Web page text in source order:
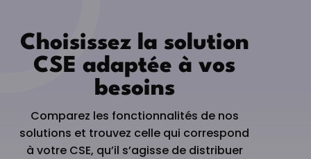
Choisissez la solution
CSE adaptée à vos
besoins
Comparez les fonctionnalités de nos
solutions et trouvez celle qui correspond
à votre CSE, qu’il s’agisse de distribuer